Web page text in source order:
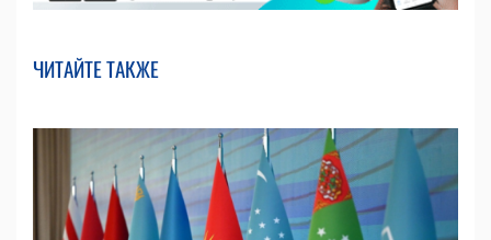
ЧИТАЙТЕ ТАКЖЕ